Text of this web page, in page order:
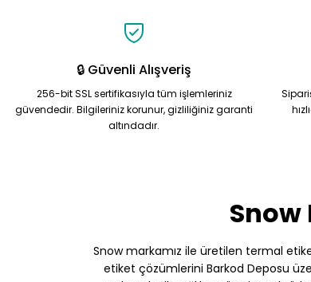
🔒 Güvenli Alışveriş
256-bit SSL sertifikasıyla tüm işlemleriniz
güvendedir. Bilgileriniz korunur, gizliliğiniz garanti
altındadır.
Snow
Snow markamız ile üretilen termal
etiket çözümlerini Barkod Deposu